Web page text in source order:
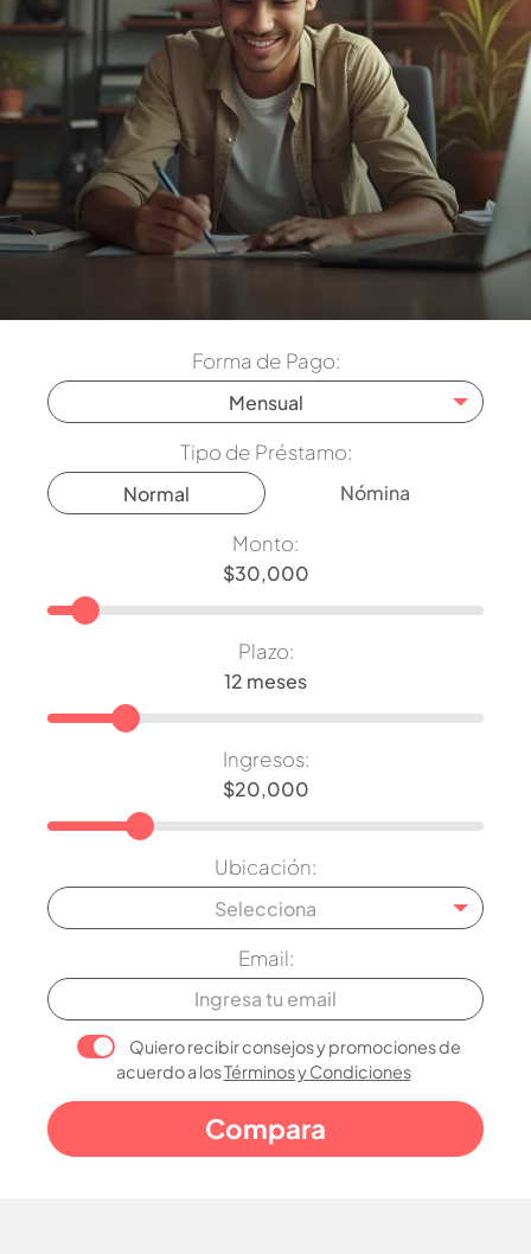
Forma de Pago:
Mensual
Tipo de Préstamo:
Normal
Nómina
Monto:
Plazo:
Ingresos:
Ubicación:
Selecciona
Email:
Quiero recibir consejos y promociones de
acuerdo a losTérminos y Condiciones